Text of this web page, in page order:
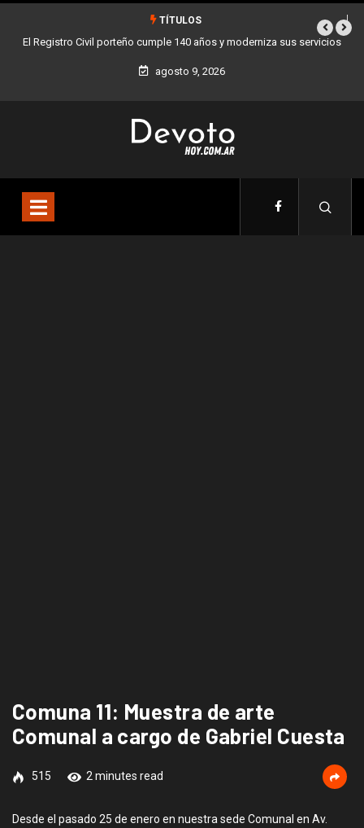
TÍTULOS
y moderniza sus servicios Buenos Aires sumó 12 nuevos Bares
agosto 9, 2026
Comuna 11: Muestra de arte
Comunal a cargo de Gabriel Cuesta
515 2 minutes read
Desde el pasado 25 de enero en nuestra sede Comunal en Av.